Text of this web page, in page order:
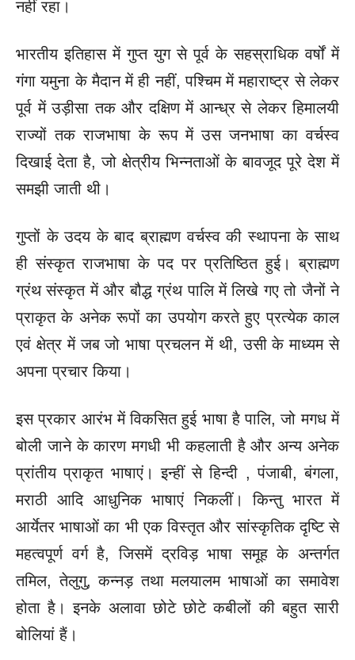
नहीं रहा।
भारतीय इतिहास में गुप्त युग से पूर्व के सहस्राधिक वर्षों में
गंगा यमुना के मैदान में ही नहीं, पश्चिम में महाराष्ट्र से लेकर
पूर्व में उड़ीसा तक और दक्षिण में आन्ध्र से लेकर हिमालयी
राज्यों तक राजभाषा के रूप में उस जनभाषा का वर्चस्व
दिखाई देता है, जो क्षेत्रीय भिन्नताओं के बावजूद पूरे देश में
समझी जाती थी।
गुप्तों के उदय के बाद ब्राह्मण वर्चस्व की स्थापना के साथ
ही संस्कृत राजभाषा के पद पर प्रतिष्ठित हुई। ब्राह्मण
ग्रंथ संस्कृत में और बौद्ध ग्रंथ पालि में लिखे गए तो जैनों ने
प्राकृत के अनेक रूपों का उपयोग करते हुए प्रत्येक काल
एवं क्षेत्र में जब जो भाषा प्रचलन में थी, उसी के माध्यम से
अपना प्रचार किया।
इस प्रकार आरंभ में विकसित हुई भाषा है पालि, जो मगध में
बोली जाने के कारण मगधी भी कहलाती है और अन्य अनेक
प्रांतीय प्राकृत भाषाएं। इन्हीं से हिन्दी , पंजाबी, बंगला,
मराठी आदि आधुनिक भाषाएं निकलीं। किन्तु भारत में
आर्येतर भाषाओं का भी एक विस्तृत और सांस्कृतिक दृष्टि से
महत्वपूर्ण वर्ग है, जिसमें द्रविड़ भाषा समूह के अन्तर्गत
तमिल, तेलुगु, कन्नड़ तथा मलयालम भाषाओं का समावेश
होता है।इनके अलावा छोटे छोटे कबीलों की बहुत सारी
बोलियां हैं।